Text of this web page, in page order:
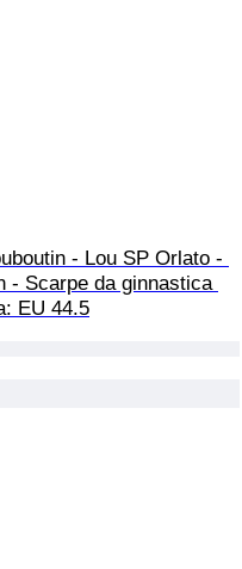
- Lou SP Orlato -
- Scarpe da ginnastica
EU 44.5